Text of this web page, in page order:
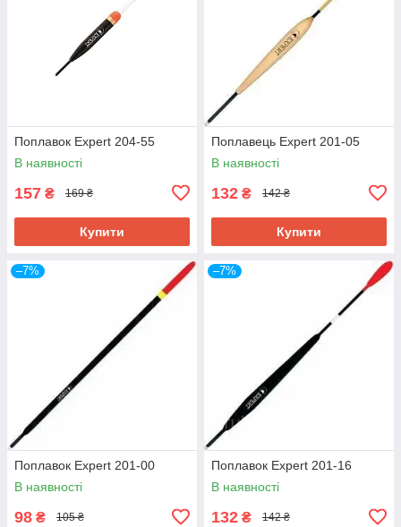
Поплавок Expert 204-55
В наявності
157 ₴ 169 ₴
Купити
Поплавець Expert 201-05
В наявності
132 ₴ 142 ₴
Купити
–7%
Поплавок Expert 201-00
В наявності
98 ₴ 105 ₴
–7%
Поплавок Expert 201-16
В наявності
132 ₴ 142 ₴